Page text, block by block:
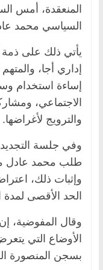
المنعقدة، أمس
السياسي محمد عادل لمدة 45
إداري أجا،
إساءة استخدام
الاجتماعي،
والترويج لأغراضها.
طلب محمد عادل
وإثبات ذلك،
الحد الأقصى لمدة
وقال المفوضية،
الأوضاع التي
بسجن المنصورة